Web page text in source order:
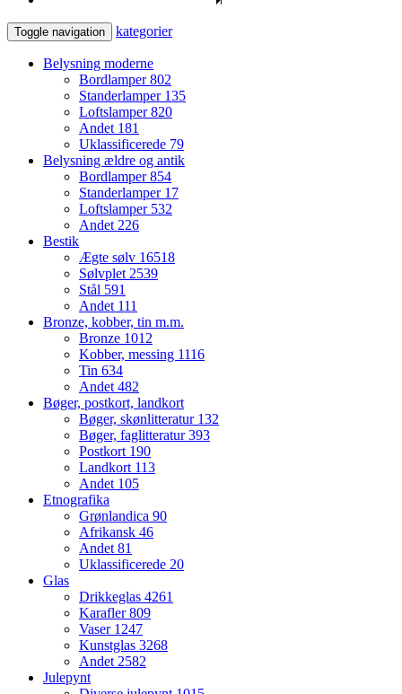
Toggle navigation kategorier
Belysning moderne
Bordlamper802
Standerlamper 135
Loftslamper820
Andet 181
Uklassificerede 79
Belysning ældre og antik
Bordlamper854
Standerlamper 17
Loftslamper 532
Andet 226
Bestik
Ægte sølv 16518
Sølvplet 2539
Stål 591
Andet 111
Bronze, kobber, tin m.m.
Bronze 1012
Kobber, messing 1116
Tin 634
Andet 482
Bøger, postkort, landkort
Bøger, skønlitteratur 132
Bøger, faglitteratur393
Postkort 190
Landkort 113
Andet 105
Etnografika
Grønlandica 90
Afrikansk 46
Andet 81
Uklassificerede 20
Glas
Drikkeglas 4261
Karafler809
Vaser 1247
Kunstglas 3268
Andet 2582
Julepynt